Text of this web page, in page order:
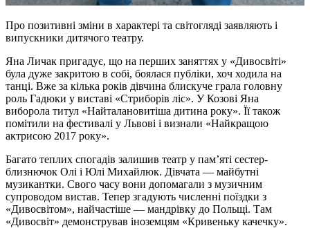
Про позитивні зміни в характері та світогляді заявляють і
випускники дитячого театру.
Яна Личак пригадує, що на перших заняттях у «Дивосвіті»
була дуже закритою в собі, боялася публіки, хоч ходила на
танці. Вже за кілька років дівчина блискуче грала головну
роль Гадюки у виставі «Стриборів ліс». У Козові Яна
виборола титул «Найталановитіша дитина року». Її також
помітили на фестивалі у Львові і визнали «Найкращою
актрисою 2017 року».
Багато теплих спогадів залишив театр у пам’яті сестер-
близнючок Олі і Юлі Михайлюк. Дівчата — майбутні
музикантки. Свого часу вони допомагали з музичним
супроводом вистав. Тепер згадують численні поїздки з
«Дивосвітом», найчастіше — мандрівку до Польщі. Там
«Дивосвіт» демонстрував іноземцям «Кривеньку качечку».